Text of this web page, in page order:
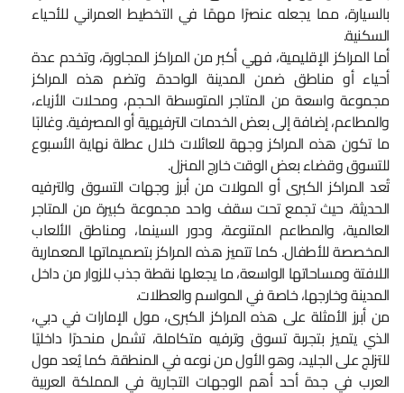
بالسيارة، مما يجعله عنصرًا مهمًا في التخطيط العمراني للأحياء
السكنية.
أما المراكز الإقليمية، فهي أكبر من المراكز المجاورة، وتخدم عدة
أحياء أو مناطق ضمن المدينة الواحدة. وتضم هذه المراكز
مجموعة واسعة من المتاجر المتوسطة الحجم، ومحلات الأزياء،
والمطاعم، إضافة إلى بعض الخدمات الترفيهية أو المصرفية. وغالبًا
ما تكون هذه المراكز وجهة للعائلات خلال عطلة نهاية الأسبوع
للتسوق وقضاء بعض الوقت خارج المنزل.
تُعد المراكز الكبرى أو المولات من أبرز وجهات التسوق والترفيه
الحديثة، حيث تجمع تحت سقف واحد مجموعة كبيرة من المتاجر
العالمية، والمطاعم المتنوعة، ودور السينما، ومناطق الألعاب
المخصصة للأطفال. كما تتميز هذه المراكز بتصميماتها المعمارية
اللافتة ومساحاتها الواسعة، ما يجعلها نقطة جذب للزوار من داخل
المدينة وخارجها، خاصة في المواسم والعطلات.
من أبرز الأمثلة على هذه المراكز الكبرى، مول الإمارات في دبي،
الذي يتميز بتجربة تسوق وترفيه متكاملة، تشمل منحدرًا داخليًا
للتزلج على الجليد، وهو الأول من نوعه في المنطقة. كما يُعد مول
العرب في جدة أحد أهم الوجهات التجارية في المملكة العربية